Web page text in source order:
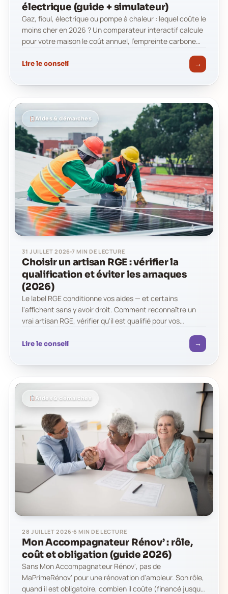
électrique (guide + simulateur)
Gaz, fioul, électrique ou pompe à chaleur : lequel coûte le
moins cher en 2026 ? Un comparateur interactif calcule
pour votre maison le coût annuel, l'empreinte carbone…
Lire le conseil →
Aides & démarches
31 JUILLET 2026 7 MIN DE LECTURE
Choisir un artisan RGE : vérifier la
qualification et éviter les arnaques
(2026)
Le label RGE conditionne vos aides — et certains
l'affichent sans y avoir droit. Comment reconnaître un
vrai artisan RGE, vérifier qu'il est qualifié pour vos
Lire le conseil →
Aides & démarches
28 JUILLET 2026 6 MIN DE LECTURE
Mon Accompagnateur Rénov’ : rôle,
coût et obligation (guide 2026)
Sans Mon Accompagnateur Rénov', pas de
MaPrimeRénov' pour une rénovation d'ampleur. Son rôle,
quand il est obligatoire, combien il coûte (financé jusqu'à